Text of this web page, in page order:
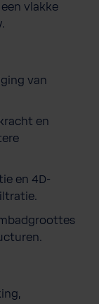
vlakke
van
en
en 4D-